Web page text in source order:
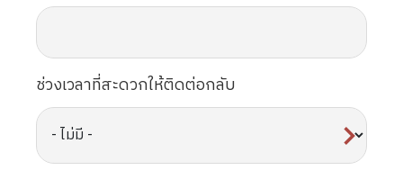
ช่วงเวลาที่สะดวกให้ติดต่อกลับ